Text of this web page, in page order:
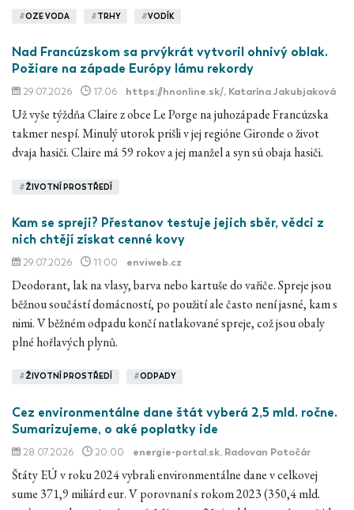
#OZE VODA #TRHY #VODÍK
Nad Francúzskom sa prvýkrát vytvoril ohnivý oblak.
Požiare na západe Európy lámu rekordy
29.07.2026 17:06 https://hnonline.sk/, Katarína Jakubjaková
Už vyše týždňa Claire z obce Le Porge na juhozápade Francúzska
takmer nespí. Minulý utorok prišli v jej regióne Gironde o život
dvaja hasiči. Claire má 59 rokov a jej manžel a syn sú obaja hasiči.
#ŽIVOTNÍ PROSTŘEDÍ
Kam se spreji? Přestanov testuje jejich sběr, vědci z
nich chtějí získat cenné kovy
29.07.2026 11:00 enviweb.cz
Deodorant, lak na vlasy, barva nebo kartuše do vařiče. Spreje jsou
běžnou součástí domácností, po použití ale často není jasné, kam s
nimi. V běžném odpadu končí natlakované spreje, což jsou obaly
plné hořlavých plynů.
#ŽIVOTNÍ PROSTŘEDÍ #ODPADY
Cez environmentálne dane štát vyberá 2,5 mld. ročne.
Sumarizujeme, o aké poplatky ide
28.07.2026 20:00 energie-portal.sk, Radovan Potočár
Štáty EÚ v roku 2024 vybrali environmentálne dane v celkovej
sume 371,9 miliárd eur. V porovnaní s rokom 2023 (350,4 mld.